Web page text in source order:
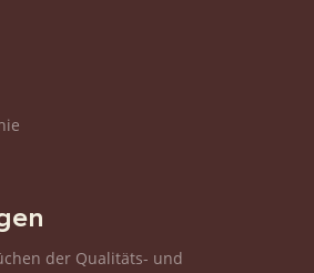
der Qualitäts- und